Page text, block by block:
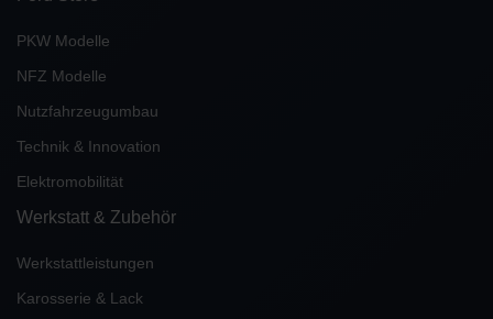
PKW Modelle
NFZ Modelle
Nutzfahrzeugumbau
Technik & Innovation
Elektromobilität
Werkstatt & Zubehör
Werkstattleistungen
Karosserie & Lack